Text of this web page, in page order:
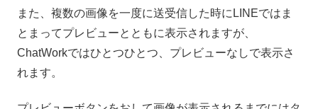
また、複数の画像を一度に送受信した時にLINEではま
とまってプレビューとともに表示されますが、
ChatWorkではひとつひとつ、プレビューなしで表示さ
れます。